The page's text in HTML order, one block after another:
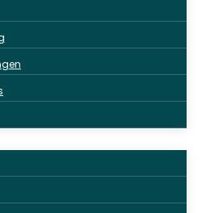
team